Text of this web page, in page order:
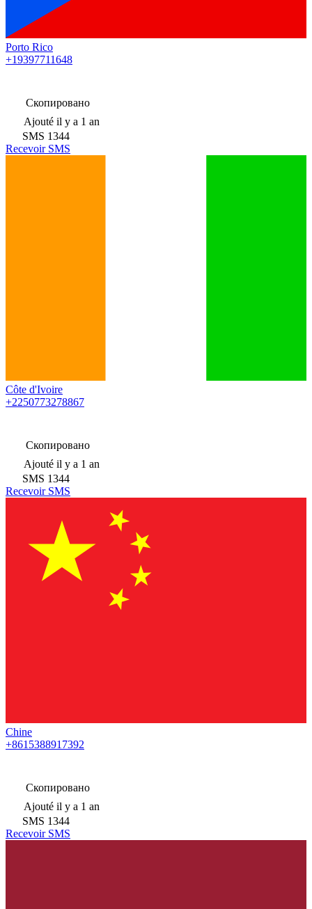
Porto Rico
+19397711648
Скопировано
Ajouté il y a 1 an
SMS 1344
Recevoir SMS
Côte d'Ivoire
+2250773278867
Скопировано
Ajouté il y a 1 an
SMS 1344
Recevoir SMS
Chine
+8615388917392
Скопировано
Ajouté il y a 1 an
SMS 1344
Recevoir SMS